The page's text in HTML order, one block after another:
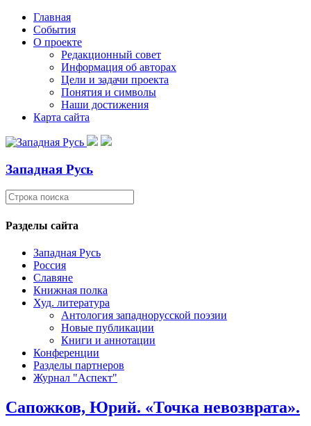
Главная
События
О проекте
Редакционный совет
Информация об авторах
Цели и задачи проекта
Понятия и символы
Наши достижения
Карта сайта
Западная Русь
Разделы сайта
Западная Русь
Россия
Славяне
Книжная полка
Худ. литература
Антология западнорусской поэзии
Новые публикации
Книги и аннотации
Конференции
Разделы партнеров
Журнал "Аспект"
Сапожков, Юрий. «Точка невозврата».